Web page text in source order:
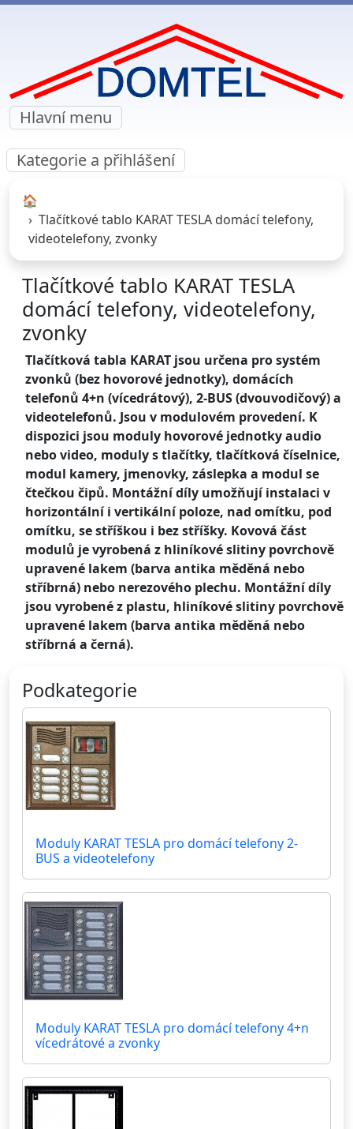
Hlavní menu
Kategorie a přihlášení
🏠︎
Tlačítkové tablo KARAT TESLA domácí telefony,
videotelefony, zvonky
Tlačítkové tablo KARAT TESLA
domácí telefony, videotelefony,
zvonky
Tlačítková tabla KARAT jsou určena pro systém
zvonků (bez hovorové jednotky), domácích
telefonů 4+n (vícedrátový), 2-BUS (dvouvodičový) a
videotelefonů. Jsou v modulovém provedení. K
dispozici jsou moduly hovorové jednotky audio
nebo video, moduly s tlačítky, tlačítková číselnice,
modul kamery, jmenovky, záslepka a modul se
čtečkou čipů. Montážní díly umožňují instalaci v
horizontální i vertikální poloze, nad omítku, pod
omítku, se stříškou i bez stříšky. Kovová část
modulů je vyrobená z hliníkové slitiny povrchově
upravené lakem (barva antika měděná nebo
stříbrná) nebo nerezového plechu. Montážní díly
jsou vyrobené z plastu, hliníkové slitiny povrchově
upravené lakem (barva antika měděná nebo
stříbrná a černá).
Podkategorie
Moduly KARAT TESLA pro domácí telefony 2-
BUS a videotelefony
Moduly KARAT TESLA pro domácí telefony 4+n
vícedrátové a zvonky